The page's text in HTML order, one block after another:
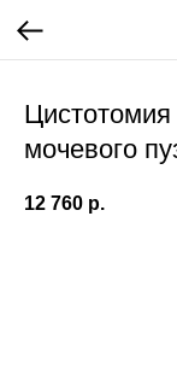
Цистотомия
мочевого
12 760 р.